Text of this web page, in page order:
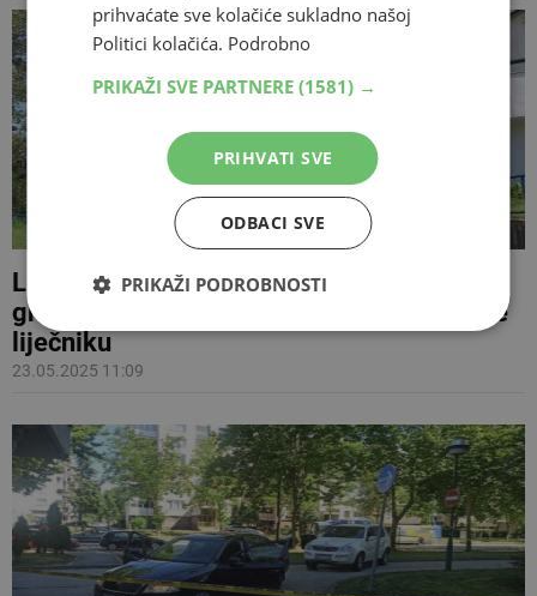
Leptospiroza u Sarajevu: KCUS poziva
građane sa simptomima da se odmah jave
liječniku
23.05.2025 11:09
prihvaćate sve kolačiće sukladno našoj
Politici kolačića. Podrobno
PRIKAŽI SVE PARTNERE (1581) →
PRIHVATI SVE
ODBACI SVE
PRIKAŽI PODROBNOSTI